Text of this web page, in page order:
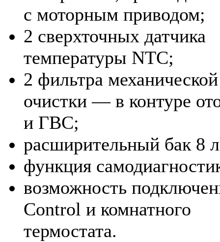
с моторным приводом;
2 сверхточных датчика
температуры NTC;
2 фильтра механической
очистки — в контуре
и ГВС;
расширительный бак 8
функция
возможность
Control и комнатного
термостата.